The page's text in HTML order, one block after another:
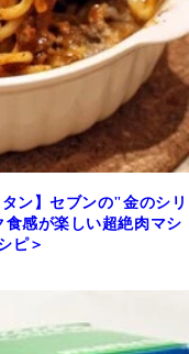
ン】セブンの"金のシリ
感が楽しい超絶肉マシ
ピ＞